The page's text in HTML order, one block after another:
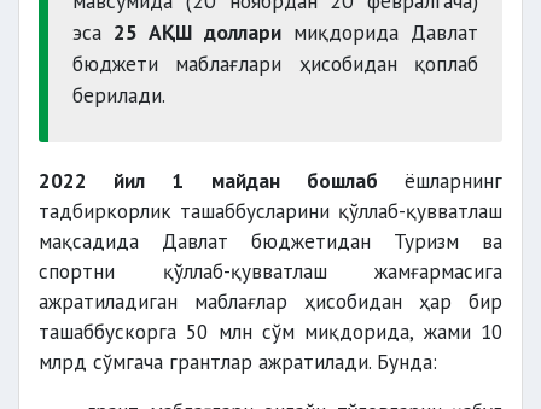
эса 25 АҚШ долларимиқдорида Давлат
бюджети маблағлари ҳисобидан қоплаб
берилади.
2022 йил 1 майдан бошлаб ёшларнинг
тадбиркорлик ташаббусларини қўллаб-қувватлаш
мақсадида Давлат бюджетидан Туризм ва
спортни қўллаб-қувватлаш жамғармасига
ажратиладиган маблағлар ҳисобидан ҳар бир
ташаббускорга 50 млн сўм миқдорида, жами 10
млрд сўмгача грантлар ажратилади. Бунда: